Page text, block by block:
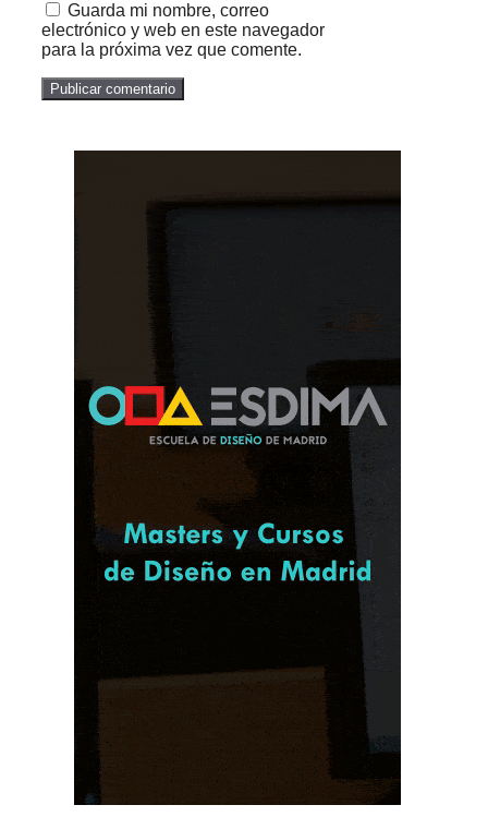
Guarda mi nombre, correo
electrónico y web en este navegador
para la próxima vez que comente.